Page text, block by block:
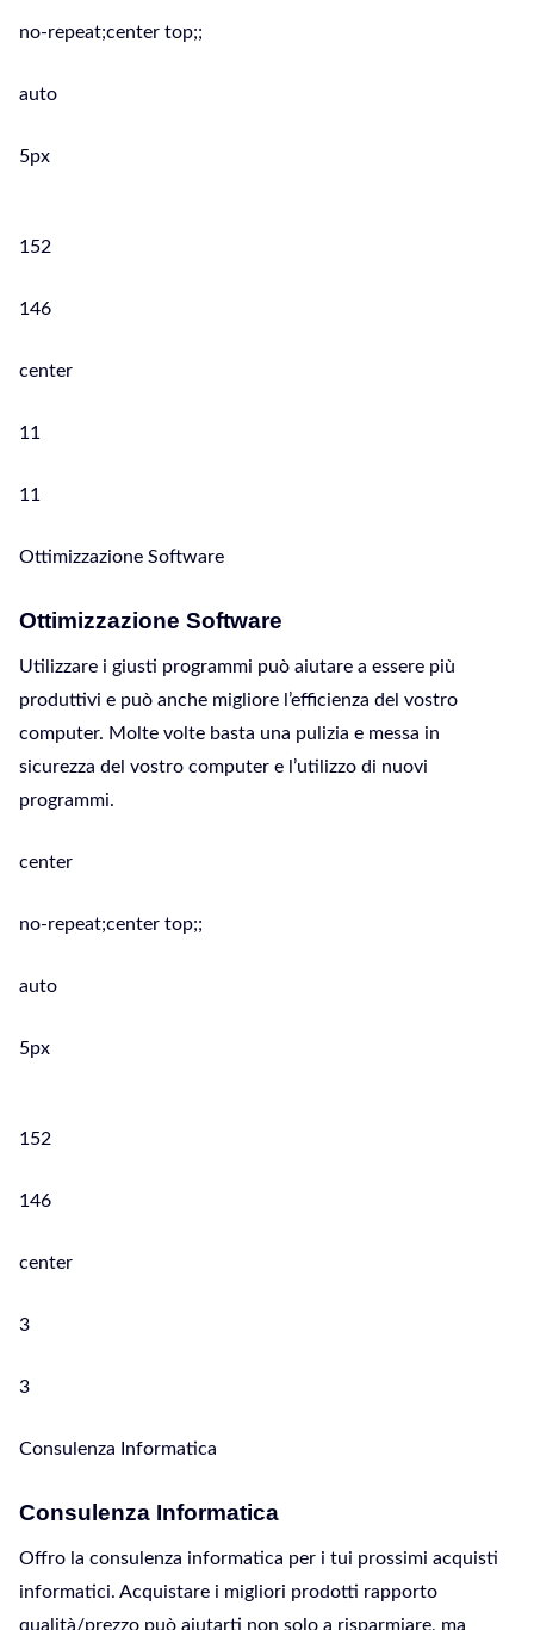
no-repeat;center top;;
auto
5px
152
146
center
11
11
Ottimizzazione Software
Ottimizzazione Software
Utilizzare i giusti programmi può aiutare a essere più
produttivi e può anche migliore l’efficienza del vostro
computer. Molte volte basta una pulizia e messa in
sicurezza del vostro computer e l’utilizzo di nuovi
programmi.
center
no-repeat;center top;;
auto
5px
152
146
center
3
3
Consulenza Informatica
Consulenza Informatica
Offro la consulenza informatica per i tui prossimi acquisti
informatici. Acquistare i migliori prodotti rapporto
qualità/prezzo può aiutarti non solo a risparmiare, ma